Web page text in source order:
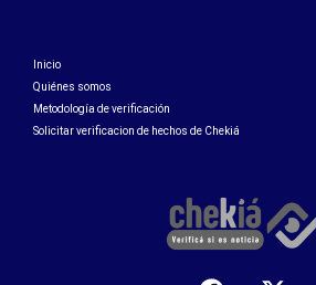
Inicio
Quiénes somos
Metodología de verificación
Solicitar verificacion de hechos de Chekiá